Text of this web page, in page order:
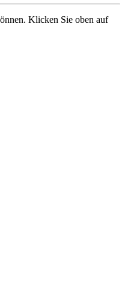
Klicken Sie oben auf